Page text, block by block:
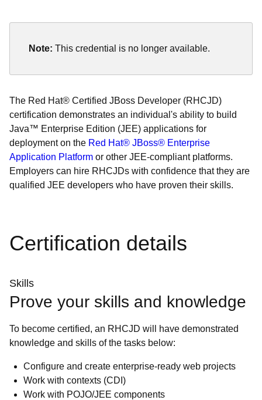
Note: This credential is no longer available.
The Red Hat® Certified JBoss Developer (RHCJD)
certification demonstrates an individual's ability to build
Java™ Enterprise Edition (JEE) applications for
deployment on the Red Hat® JBoss® Enterprise
Application Platform or other JEE-compliant platforms.
Employers can hire RHCJDs with confidence that they are
qualified JEE developers who have proven their skills.
Certification details
Skills
Prove your skills and knowledge
To become certified, an RHCJD will have demonstrated
knowledge and skills of the tasks below:
Configure and create enterprise-ready web projects
Work with contexts (CDI)
Work with POJO/JEE components